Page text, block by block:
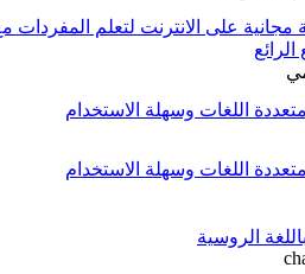
على الانترنت لتعلم المفردات
اللغات وسهلة الاستخدام
اللغات وسهلة الاستخدام
الروسية